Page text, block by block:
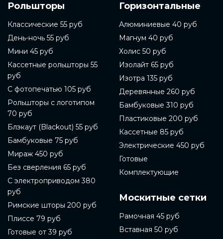
Рольшторы
Классические 55 руб
День-ночь 55 руб
Мини 45 руб
Кассетные рольшторы 55
руб
С фотопечатью 105 руб
Рольшторы с логотипом
70 руб
Блэкаут (Blackout) 55 руб
Бамбуковые 75 руб
Мираж 450 руб
Без сверления 65 руб
С электроприводом 380
руб
Римские шторы 200 руб
Плиссе 79 руб
Готовые от 39 руб
Горизонтальные
Алюминиевые 40 руб
Магнум 40 руб
Холис 50 руб
Изолайт 65 руб
Изотра 135 руб
Деревянные 260 руб
Бамбуковые 310 руб
Пластиковые 200 руб
Кассетные 85 руб
Электрические 450 руб
Готовые
Комплектующие
Москитные сетки
Рамочная 45 руб
Вставная 50 руб